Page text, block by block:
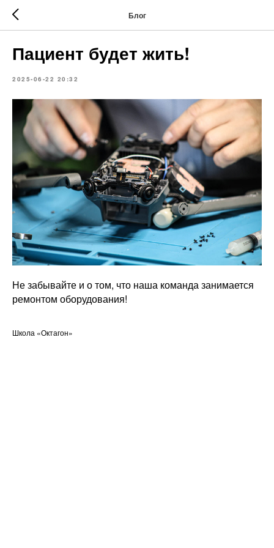
Блог
Пациент будет жить!
2025-06-22 20:32
Не забывайте и о том, что наша команда занимается
ремонтом оборудования!
Школа «Октагон»